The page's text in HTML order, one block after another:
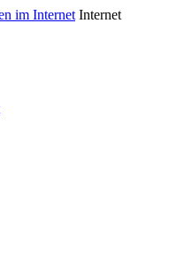
im Internet Internet